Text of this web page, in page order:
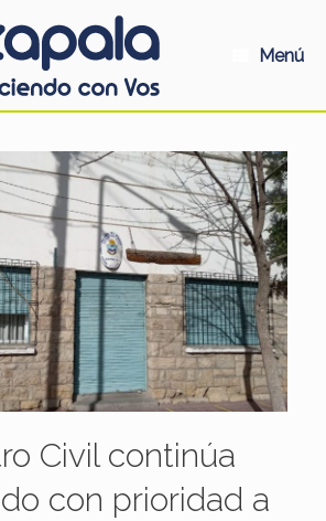
Menú
Civil continúa
con prioridad a